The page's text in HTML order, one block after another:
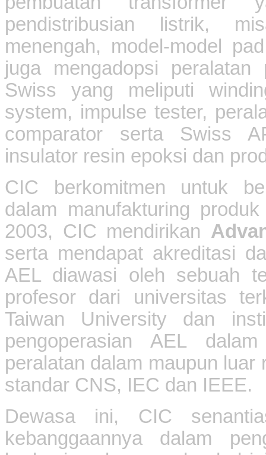
pendistribusian listrik,
menengah, model-model
juga mengadopsi
Swiss yang meliputi
system, impulse tester,
comparator serta Swiss
insulator resin epoksi dan
CIC berkomitmen untuk
dalam manufakturing
2003, CIC mendirikan
serta mendapat akreditasi
AEL diawasi oleh sebuah
profesor dari universitas
Taiwan University dan
pengoperasian AEL
peralatan dalam maupun
standar CNS, IEC dan IEEE.
Dewasa ini, CIC
kebanggaannya dalam